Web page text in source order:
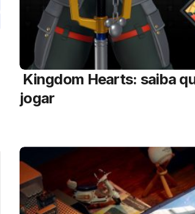
Kingdom Hearts: saiba
jogar